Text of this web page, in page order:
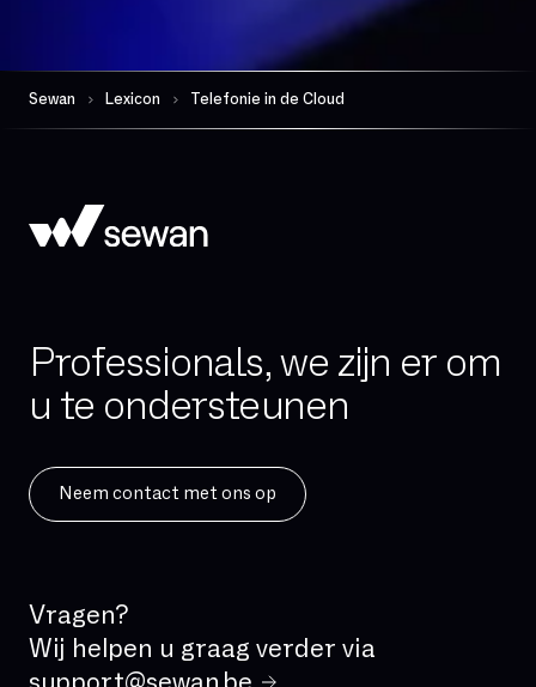
Geïntegreerde comm
Geïntegreerde firewall
Governance
Hosted telefonie
IPBX
IPv4
ISDN
IVR
LAN
Sewan Lexicon Telefonie in de Cloud
Professionals, we zijn er om
u te ondersteunen
Neem contact met ons op
Vragen?
Wij helpen u graag verder via
support@sewan.be